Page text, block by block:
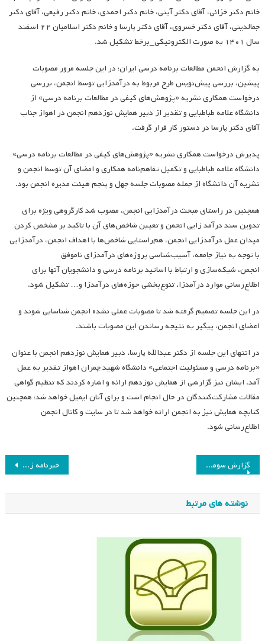
خانم دکتر خزائی، آقای دکتر آیتی، خانم دکتر احمدی، خانم دکتر رفیعی، آقای دکتر
جمالدینی، آقای دکتر خسروی، آقای دکتر پارسا و خانم دکتر اسلامیان ۲۲ اسفند
سال ۱۴۰۱ به صورت الکترونیکی_برخط تشکیل شد.
به گزارش انجمن مطالعات برنامه درسی ایران؛ در این جلسه مرور مصوبات
پیشین، بررسی پیش‌نویس طرح مربوط به درآمدزایی توسط انجمن، بررسی
درخواست همکاری نشریه «پژوهش­‌های کیفی در مطالعات برنامه درسی» از
دانشگاه علامه طباطبایی و تقدیر از دبیر همایش نوزدهم انجمن در اهواز جناب
آقای دکتر پارسا در دستور کار قرار گرفت.
پذیرش درخواست همکاری نشریه «پژوهش‌های کیفی در مطالعات برنامه درسی»
دانشگاه علامه طباطبایی و تکمیل تفاهم‌نامه همکاری و امضای آن توسط انجمن و
نشریه آن دانشگاه از جمله مصوبات جلسه چهل و پنجم هیئت مدیره انجمن بود.
همچنین در راستای مبحث درآمدزایی انجمن، مصوب شد کارگروهی ویژه برای
تدوین سند درآمد زایی انجمن و تعیین شاخص­‌های آن با تاکید بر مشخص کردن
میدان عمل درآمدزایی انجمن، هم‌راستایی شاخص‌ها با اهداف انجمن، درآمدزایی
با توجه به نیاز جامعه، آسیب‌شناسی پروژه‌های درآمدزای ناموفق
انجمن، شبکه‌سازی و ارتباط با اساتید برنامه درسی و دانشجویان آنها برای
اطلاع‌رسانی موارد درآمدزا، تنوع‌بخشی حوزه‌های درآمدزا و… تشکیل شود.
در این جلسه تصمیم گرفته شد تا مصوبات عملی نشده انجمن شناسایی شوند و
اعضای انجمن، پیگیر به نتیجه رساندن این مصوبات باشند.
در انتهای این جلسه از دکتر عبدالله پارسا، دبیر همایش نوزدهم انجمن با عنوان
«برنامه درسی و مسئولیت اجتماعی» دانشگاه شهید چمران اهواز تقدیر به عمل
آمد. ایشان نیز گزارشی از همایش نوزدهم ارائه و اشاره کردند که تنظیم گواهی
مقالات مشارکت‌کنندگان در حال انجام است و برای آنان ایمیل خواهد شد؛ همچنین
کتابچه همایش نیز به انجمن ارائه خواهد شد تا در سایت و کانال انجمن
اطلاع‌رسانی شود.
راهبری
نوشته
خبرنامه زمستان گزارش سومین جلسه شورای عالی برنامه‌ریزی راهبردی انجمن برنامه درسی ایران
نوشته های مرتبط